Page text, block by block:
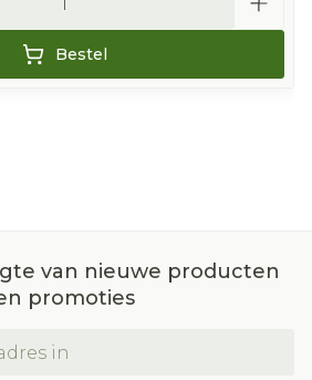
Bestel
van nieuwe producten
promoties